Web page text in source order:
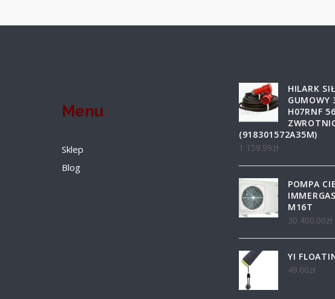
Menu
Sklep
Blog
HILARK
GUMOWY
H07RNF
(918301572A35M)
1 159.99zł
POMPA
M16T
30 400.00zł
YI
49.00zł